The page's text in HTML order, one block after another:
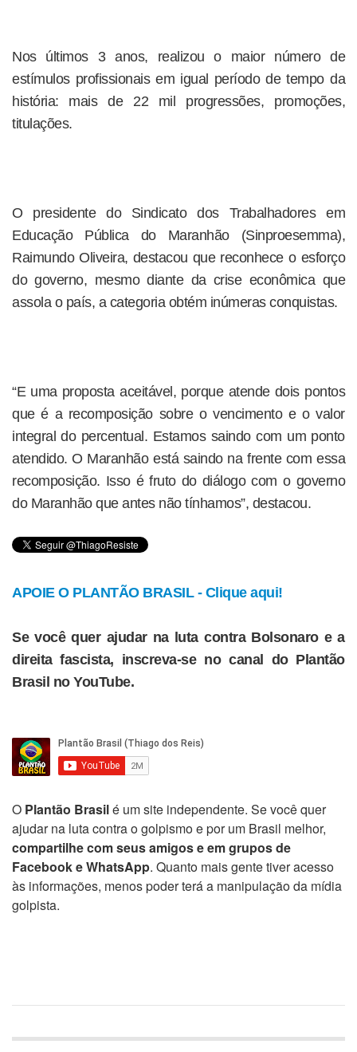
Nos últimos 3 anos, realizou o maior número de
estímulos profissionais em igual período de tempo da
história: mais de 22 mil progressões, promoções,
titulações.
O presidente do Sindicato dos Trabalhadores em
Educação Pública do Maranhão (Sinproesemma),
Raimundo Oliveira, destacou que reconhece o esforço
do governo, mesmo diante da crise econômica que
assola o país, a categoria obtém inúmeras conquistas.
“E uma proposta aceitável, porque atende dois pontos
que é a recomposição sobre o vencimento e o valor
integral do percentual. Estamos saindo com um ponto
atendido. O Maranhão está saindo na frente com essa
recomposição. Isso é fruto do diálogo com o governo
do Maranhão que antes não tínhamos”, destacou.
APOIE O PLANTÃO BRASIL - Clique aqui!
Se você quer ajudar na luta contra Bolsonaro e a
direita fascista, inscreva-se no canal do Plantão
Brasil no YouTube.
O Plantão Brasilé um site independente. Se você quer
ajudar na luta contra o golpismo e por um Brasil melhor,
compartilhe com seus amigos e em grupos de
Facebook e WhatsApp. Quanto mais gente tiver acesso
às informações, menos poder terá a manipulação da mídia
golpista.